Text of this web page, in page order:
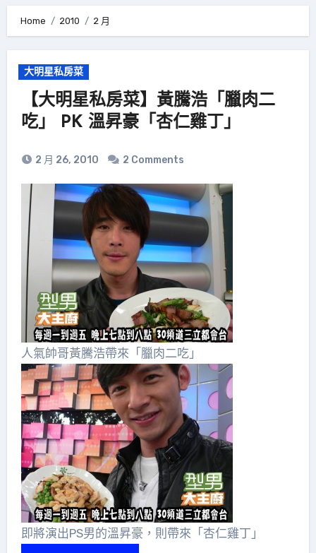
Home 2010 2 月
大明星私房菜
【大明星私房菜】黃騰浩「臘肉二
吃」 PK 溫昇豪「杏仁雞丁」
2 月 26, 2010 2 Comments
人氣帥哥黃騰浩帶來「臘肉二吃」
即將演出PS男的溫昇豪，則帶來「杏仁雞丁」